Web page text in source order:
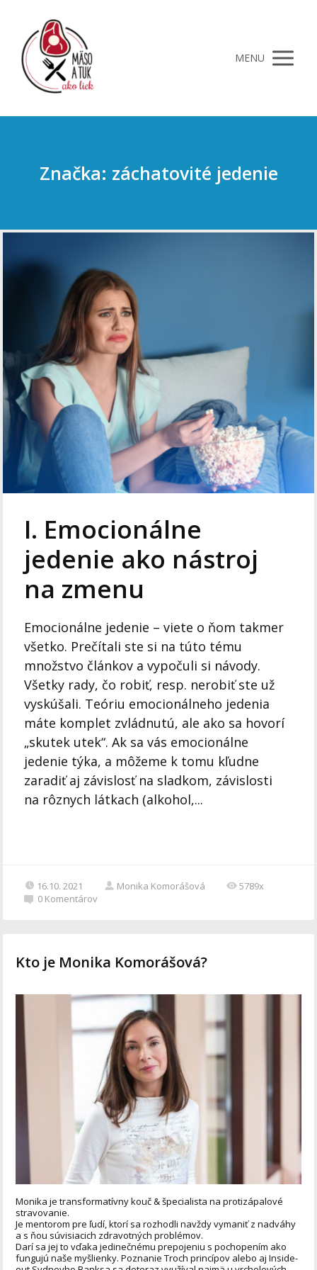
MENU
Značka: záchatovité jedenie
I. Emocionálne
jedenie ako nástroj
na zmenu
Emocionálne jedenie – viete o ňom takmer
všetko. Prečítali ste si na túto tému
množstvo článkov a vypočuli si návody.
Všetky rady, čo robiť, resp. nerobiť ste už
vyskúšali. Teóriu emocionálneho jedenia
máte komplet zvládnutú, ale ako sa hovorí
„skutek utek“. Ak sa vás emocionálne
jedenie týka, a môžeme k tomu kľudne
zaradiť aj závislosť na sladkom, závislosti
na rôznych látkach (alkohol,...
16.10. 2021 Monika Komorášová
5789x
0 Komentárov
Kto je Monika Komorášová?
Monika je transformatívny kouč & špecialista na protizápalové
stravovanie.
Je mentorom pre ľudí, ktorí sa rozhodli navždy vymaniť z nadváhy
a s ňou súvisiacich zdravotných problémov.
Darí sa jej to vďaka jedinečnému prepojeniu s pochopením ako
fungujú naše myšlienky. Poznanie Troch princípov alebo aj Inside-